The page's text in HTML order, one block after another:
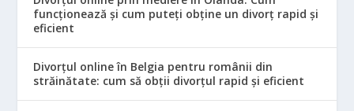
funcționează și cum puteți obține un divorț rapid și
eficient
Divorțul online în Belgia pentru românii din
străinătate: cum să obții divorțul rapid și eficient